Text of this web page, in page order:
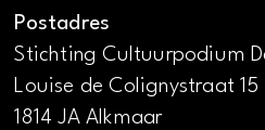
Postadres
Stichting Cultuurpodium
Louise de Colignystraat 15
1814 JA Alkmaar